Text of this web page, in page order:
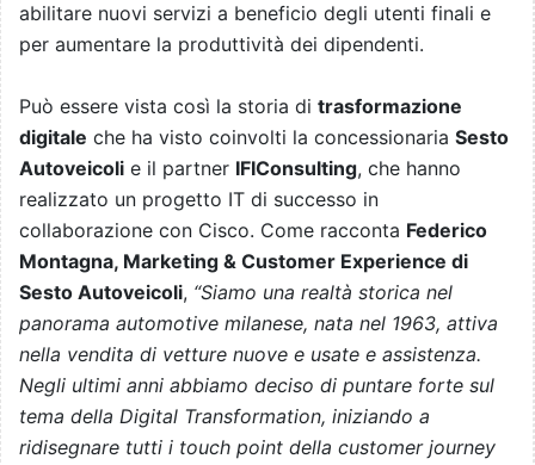
abilitare nuovi servizi a beneficio degli utenti finali e
per aumentare la produttività dei dipendenti.
Può essere vista così la storia di trasformazione
digitale che ha visto coinvolti la concessionaria Sesto
Autoveicoli e il partner IFIConsulting, che hanno
realizzato un progetto IT di successo in
collaborazione con Cisco. Come racconta Federico
Montagna, Marketing & Customer Experience di
Sesto Autoveicoli, “Siamo una realtà storica nel
panorama automotive milanese, nata nel 1963, attiva
nella vendita di vetture nuove e usate e assistenza.
Negli ultimi anni abbiamo deciso di puntare forte sul
tema della Digital Transformation, iniziando a
ridisegnare tutti i touch point della customer journey